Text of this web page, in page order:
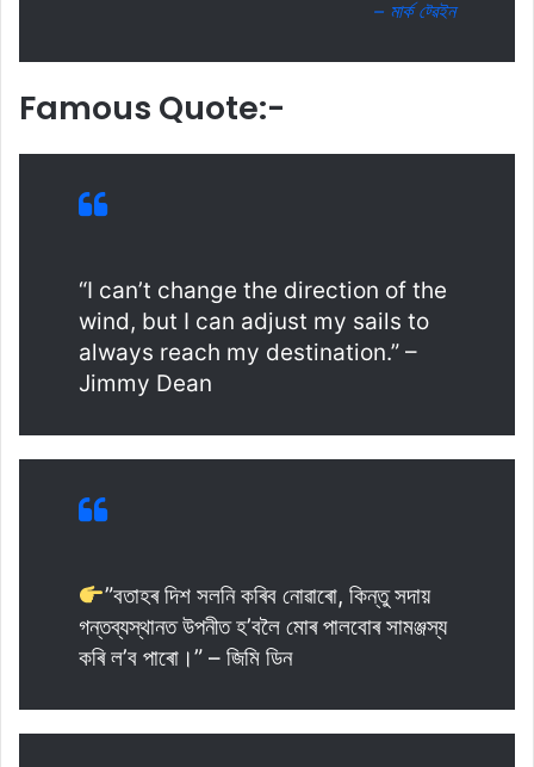
– মাৰ্ক ট্ৱেইন
Famous Quote:-
“I can’t change the direction of the
wind, but I can adjust my sails to
always reach my destination.” –
Jimmy Dean
”বতাহৰ দিশ সলনি কৰিব নোৱাৰো, কিন্তু সদায়
গন্তব্যস্থানত উপনীত হ’বলৈ মোৰ পালবোৰ সামঞ্জস্য
কৰি ল’ব পাৰো।” – জিমি ডিন